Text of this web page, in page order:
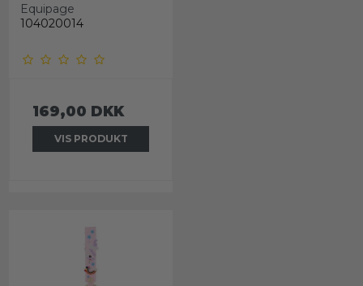
Equipage
104020014
169,00 DKK
VIS PRODUKT